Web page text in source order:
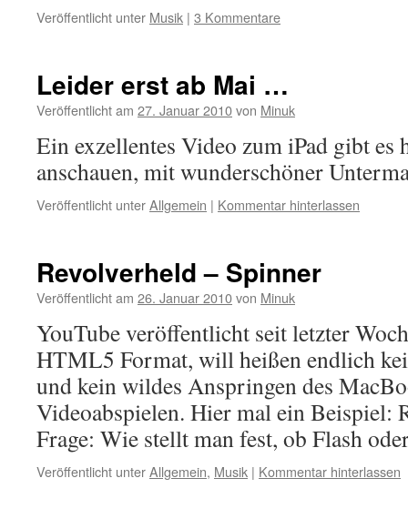
Veröffentlicht unter Musik | 3 Kommentare
Leider erst ab Mai …
Veröffentlicht am 27. Januar 2010von Minuk
Ein exzellentes Video zum iPad gibt
anschauen, mit wunderschöner
Veröffentlicht unterAllgemein | Kommentar hinterlassen
Revolverheld – Spinner
Veröffentlicht am 26. Januar 2010von Minuk
YouTube veröffentlicht seit letzter
HTML5 Format, will heißen endlich
und kein wildes Anspringen des
Videoabspielen. Hier mal ein Beispiel:
Frage: Wie stellt man fest, ob Flash
Veröffentlicht unterAllgemein, Musik | Kommentar hinterlassen